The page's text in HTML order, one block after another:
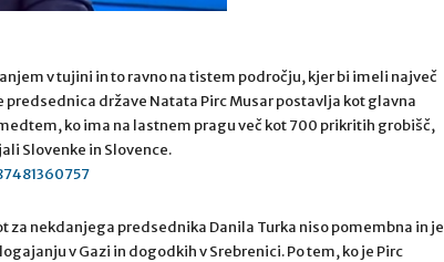
v tujini in to ravno na tistem področju, kjer bi imeli največ
predsednica države Natata Pirc Musar postavlja kot glavna
ko ima na lastnem pragu več kot 700 prikritih grobišč,
Slovenke in Slovence.
za nekdanjega predsednika Danila Turka niso pomembna in je
v Gazi in dogodkih v Srebrenici. Po tem, ko je Pirc